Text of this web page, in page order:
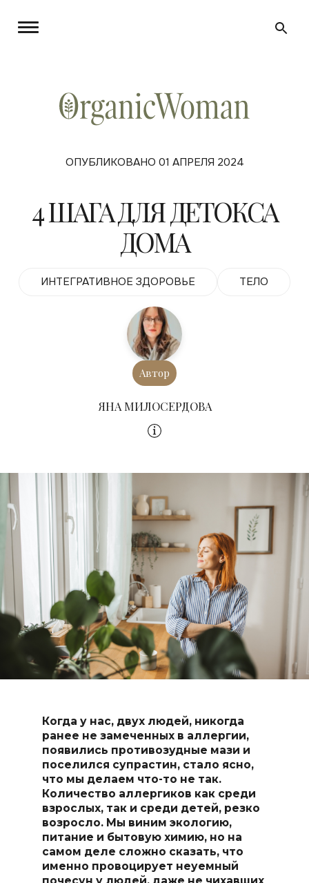
ОПУБЛИКОВАНО 01 АПРЕЛЯ 2024
4 ШАГА ДЛЯ ДЕТОКСА
ДОМА
ИНТЕГРАТИВНОЕ ЗДОРОВЬЕ ТЕЛО
Автор
ЯНА МИЛОСЕРДОВА
Когда у нас, двух людей, никогда
ранее не замеченных в аллергии,
появились противозудные мази и
поселился супрастин, стало ясно,
что мы делаем что-то не так.
Количество аллергиков как среди
взрослых, так и среди детей, резко
возросло. Мы виним экологию,
питание и бытовую химию, но на
самом деле сложно сказать, что
именно провоцирует неуемный